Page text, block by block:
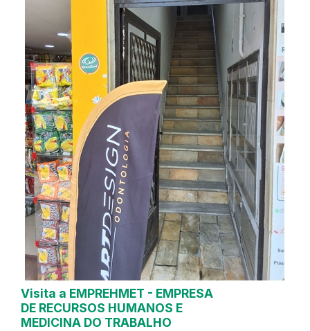
Visita a EMPREHMET - EMPRESA
DE RECURSOS HUMANOS E
MEDICINA DO TRABALHO